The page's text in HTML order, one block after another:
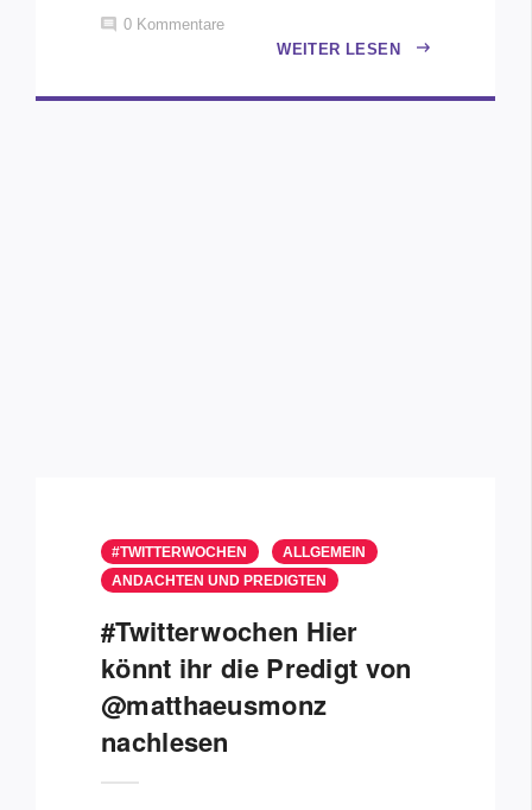
0 Kommentare
WEITER LESEN
#TWITTERWOCHEN
ALLGEMEIN
ANDACHTEN UND PREDIGTEN
#Twitterwochen Hier
könnt ihr die Predigt von
@matthaeusmonz
nachlesen